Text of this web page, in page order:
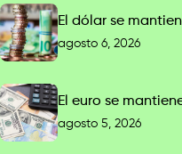
El dólar se
agosto 6, 2026
El euro se
agosto 5, 2026